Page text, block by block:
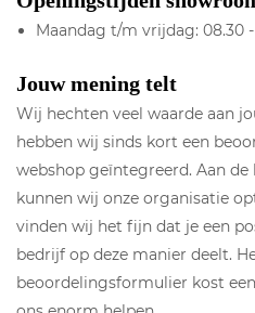
Maandag t/m vrijdag: 08.30 -
Jouw mening telt
Wij hechten veel waarde aan
hebben wij sinds kort een
webshop geïntegreerd. Aan de
kunnen wij onze organisatie
vinden wij het fijn dat je een
bedrijf op deze manier deelt.
beoordelingsformulier kost